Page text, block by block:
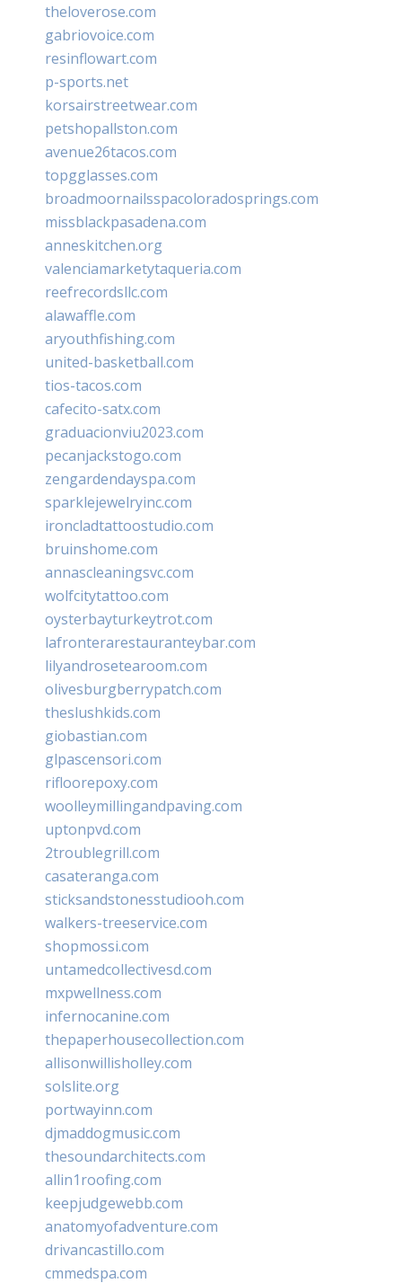
theloverose.com
gabriovoice.com
resinflowart.com
p-sports.net
korsairstreetwear.com
petshopallston.com
avenue26tacos.com
topgglasses.com
broadmoornailsspacoloradosprings.com
missblackpasadena.com
anneskitchen.org
valenciamarketytaqueria.com
reefrecordsllc.com
alawaffle.com
aryouthfishing.com
united-basketball.com
tios-tacos.com
cafecito-satx.com
graduacionviu2023.com
pecanjackstogo.com
zengardendayspa.com
sparklejewelryinc.com
ironcladtattoostudio.com
bruinshome.com
annascleaningsvc.com
wolfcitytattoo.com
oysterbayturkeytrot.com
lafronterarestauranteybar.com
lilyandrosetearoom.com
olivesburgberrypatch.com
theslushkids.com
giobastian.com
glpascensori.com
rifloorepoxy.com
woolleymillingandpaving.com
uptonpvd.com
2troublegrill.com
casateranga.com
sticksandstonesstudiooh.com
walkers-treeservice.com
shopmossi.com
untamedcollectivesd.com
mxpwellness.com
infernocanine.com
thepaperhousecollection.com
allisonwillisholley.com
solslite.org
portwayinn.com
djmaddogmusic.com
thesoundarchitects.com
allin1roofing.com
keepjudgewebb.com
anatomyofadventure.com
drivancastillo.com
cmmedspa.com